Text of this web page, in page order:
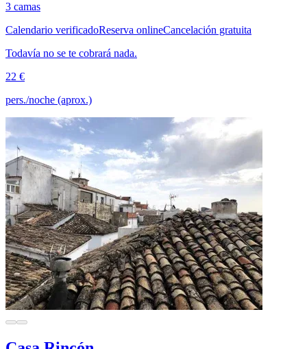
3 camas
Calendario verificadoReserva onlineCancelación gratuita
Todavía no se te cobrará nada.
22 €
pers./noche (aprox.)